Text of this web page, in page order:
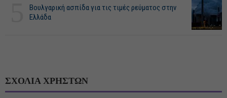
Βουλγαρική ασπίδα για τις τιμές ρεύματος στην
Ελλάδα
ΣΧΟΛΙΑ ΧΡΗΣΤΩΝ